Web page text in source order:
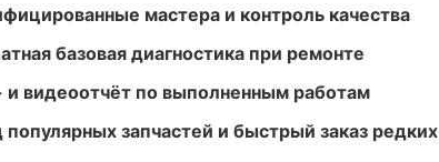
мастера и контроль качества
базовая диагностика при ремонте
видеоотчёт по выполненным работам
популярных запчастей и быстрый заказ редких